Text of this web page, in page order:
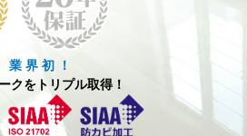
業 界 初 ！
クをトリプル取得！